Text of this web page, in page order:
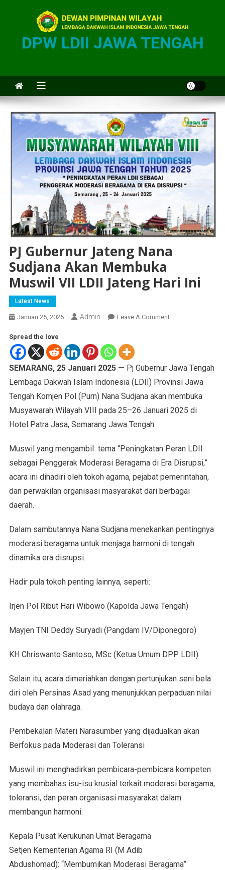
DPW LDII JAWA TENGAH
PJ Gubernur Jateng Nana
Sudjana Akan Membuka
Muswil VII LDII Jateng Hari Ini
Latest News
Januari 25, 2025 Admin Leave A Comment
Spread the love
SEMARANG, 25 Januari 2025 — Pj Gubernur Jawa Tengah
Lembaga Dakwah Islam Indonesia (LDII) Provinsi Jawa
Tengah Komjen Pol (Purn) Nana Sudjana akan membuka
Musyawarah Wilayah VIII pada 25–26 Januari 2025 di
Hotel Patra Jasa, Semarang Jawa Tengah.
Muswil yang mengambil tema “Peningkatan Peran LDII
sebagai Penggerak Moderasi Beragama di Era Disrupsi,”
acara ini dihadiri oleh tokoh agama, pejabat pemerintahan,
dan perwakilan organisasi masyarakat dari berbagai
daerah.
Dalam sambutannya Nana Sudjana menekankan pentingnya
moderasi beragama untuk menjaga harmoni di tengah
dinamika era disrupsi.
Hadir pula tokoh penting lainnya, seperti:
Irjen Pol Ribut Hari Wibowo (Kapolda Jawa Tengah)
Mayjen TNI Deddy Suryadi (Pangdam IV/Diponegoro)
KH Chriswanto Santoso, MSc (Ketua Umum DPP LDII)
Selain itu, acara dimeriahkan dengan pertunjukan seni bela
diri oleh Persinas Asad yang menunjukkan perpaduan nilai
budaya dan olahraga.
Pembekalan Materi Narasumber yang dijadualkan akan
Berfokus pada Moderasi dan Toleransi
Muswil ini menghadirkan pembicara-pembicara kompeten
yang membahas isu-isu krusial terkait moderasi beragama,
toleransi, dan peran organisasi masyarakat dalam
membangun harmoni:
Kepala Pusat Kerukunan Umat Beragama
Setjen Kementerian Agama RI (M Adib
Abdushomad): “Membumikan Moderasi Beragama”